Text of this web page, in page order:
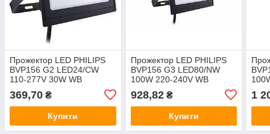
Прожектор LED PHILIPS
BVP156 G2 LED24/CW
110-277V 30W WB
369,70 ₴
Купити
Прожектор LED PHILIPS
BVP156 G3 LED80/NW
100W 220-240V WB
928,82₴
Купити
1